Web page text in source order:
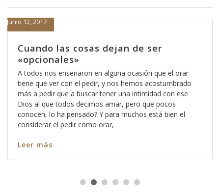
Cuando las cosas dejan de ser
«opcionales»
Junio 12, 2017
A todos nos enseñaron en alguna ocasión que el orar
tiene que ver con el pedir, y nos hemos acostumbrado
más a pedir que a buscar tener una intimidad con ese
Dios al que todos decimos amar, pero que pocos
conocen, lo ha pensado? Y para muchos está bien el
considerar el pedir como orar,
Leer más